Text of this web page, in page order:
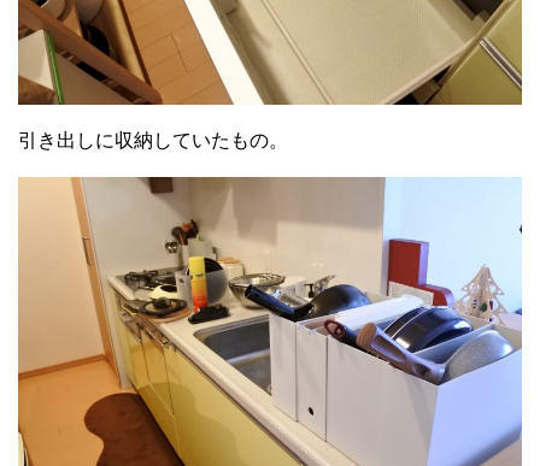
引き出しに収納していたもの。